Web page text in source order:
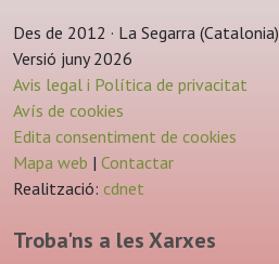
Des de 2012 · La Segarra (Catalonia)
Versió juny 2026
Avis legal i Política de privacitat
Avís de cookies
Edita consentiment de cookies
Mapa web | Contactar
Realització: cdnet
Troba'ns a les Xarxes